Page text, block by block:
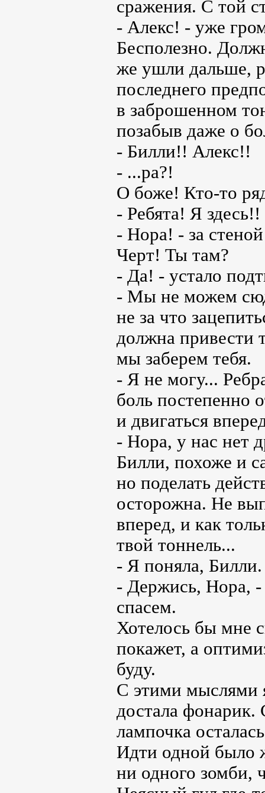
сражения. С той
- Алекс! - уже
Бесполезно.
же ушли дальше,
последнего
в заброшенном
позабыв даже о
- Билли!! Алекс!!
- ...ра?!
О боже! Кто-то
- Ребята! Я здесь!!
- Нора! - за
Черт! Ты там?
- Да! - устало
- Мы не можем
не за что
должна привести
мы заберем тебя.
- Я не могу...
боль постепенно
и двигаться
- Нора, у нас нет
Билли, похоже и
но поделать
осторожна. Не
вперед, и как
твой тоннель...
- Я поняла,
- Держись, Нора, -
спасем.
Хотелось бы мне
покажет, а
буду.
С этими мыслями
достала фонарик.
лампочка
Идти одной было
ни одного зомби,